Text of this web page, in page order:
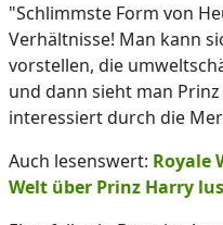
"Schlimmste Form von
Verhältnisse! Man kann
vorstellen, die
und dann sieht man
interessiert durch die
Auch lesenswert: Royale
Welt über Prinz Harry